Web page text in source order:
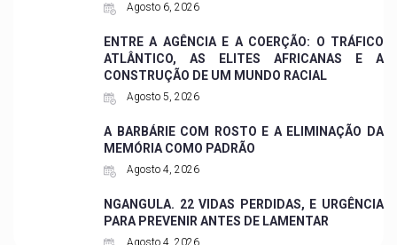
Agosto 6, 2026
ENTRE A AGÊNCIA E A COERÇÃO: O TRÁFICO
ATLÂNTICO, AS ELITES AFRICANAS E A
CONSTRUÇÃO DE UM MUNDO RACIAL
Agosto 5, 2026
A BARBÁRIE COM ROSTO E A ELIMINAÇÃO DA
MEMÓRIA COMO PADRÃO
Agosto 4, 2026
NGANGULA. 22 VIDAS PERDIDAS, E URGÊNCIA
PARA PREVENIR ANTES DE LAMENTAR